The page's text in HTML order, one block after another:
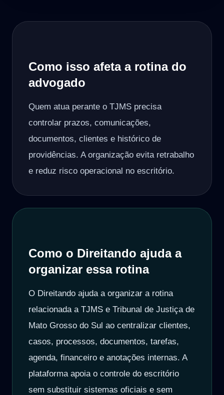
Como isso afeta a rotina do
advogado
Quem atua perante o TJMS precisa
controlar prazos, comunicações,
documentos, clientes e histórico de
providências. A organização evita retrabalho
e reduz risco operacional no escritório.
Como o Direitando ajuda a
organizar essa rotina
O Direitando ajuda a organizar a rotina
relacionada a TJMS e Tribunal de Justiça de
Mato Grosso do Sul ao centralizar clientes,
casos, processos, documentos, tarefas,
agenda, financeiro e anotações internas. A
plataforma apoia o controle do escritório
sem substituir sistemas oficiais e sem